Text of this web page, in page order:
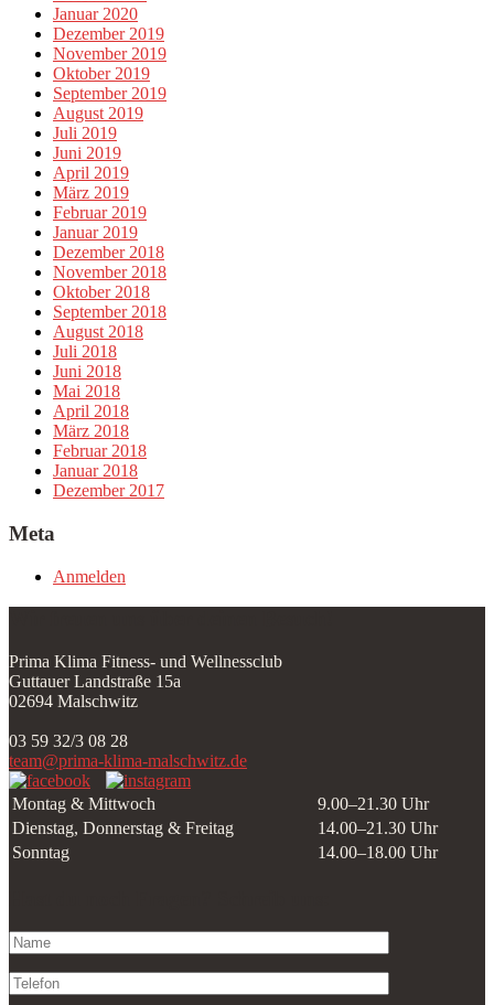
Januar 2020
Dezember 2019
November 2019
Oktober 2019
September 2019
August 2019
Juli 2019
Juni 2019
April 2019
März 2019
Februar 2019
Januar 2019
Dezember 2018
November 2018
Oktober 2018
September 2018
August 2018
Juli 2018
Juni 2018
Mai 2018
April 2018
März 2018
Februar 2018
Januar 2018
Dezember 2017
Meta
Anmelden
Prima Klima Fitness- und Wellnessclub
Guttauer Landstraße 15a
02694 Malschwitz
03 59 32/3 08 28
team@prima-klima-malschwitz.de
Montag & Mittwoch
9.00–21.30 Uhr
Dienstag, Donnerstag & Freitag
14.00–21.30 Uhr
Sonntag
14.00–18.00 Uhr